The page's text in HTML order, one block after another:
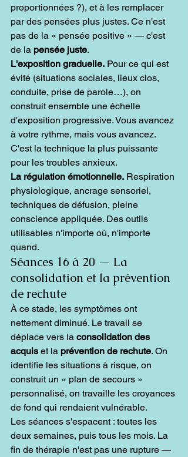
proportionnées ?), et à les remplacer
par des pensées plus justes. Ce n'est
pas de la « pensée positive » — c'est
de la pensée juste.
L'exposition graduelle. Pour ce qui est
évité (situations sociales, lieux clos,
conduite, prise de parole…), on
construit ensemble une échelle
d'exposition progressive. Vous avancez
à votre rythme, mais vous avancez.
C'est la technique la plus puissante
pour les troubles anxieux.
La régulation émotionnelle. Respiration
physiologique, ancrage sensoriel,
techniques de défusion, pleine
conscience appliquée. Des outils
utilisables n'importe où, n'importe
quand.
Séances 16 à 20 — La
consolidation et la prévention
de rechute
À ce stade, les symptômes ont
nettement diminué. Le travail se
déplace vers la consolidation des
acquis et la prévention de rechute. On
identifie les situations à risque, on
construit un « plan de secours »
personnalisé, on travaille les croyances
de fond qui rendaient vulnérable.
Les séances s'espacent : toutes les
deux semaines, puis tous les mois. La
fin de thérapie n'est pas une rupture —